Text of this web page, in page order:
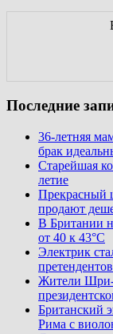
Последние
36-летняя
брак
Старейшая
летие
Прекрасный
продают
В Британии
от 40 к 43°C
Электрик
Жители Шри-
Британский
Рима с